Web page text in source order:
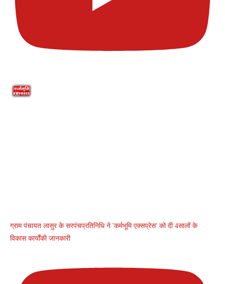
ग्राम पंचायत लासुर के सरपंचप्रतिनिधि ने 'कर्मभूमि एक्सप्रेस' को दी 4सालों के
विकास कार्योंकी जानकारी